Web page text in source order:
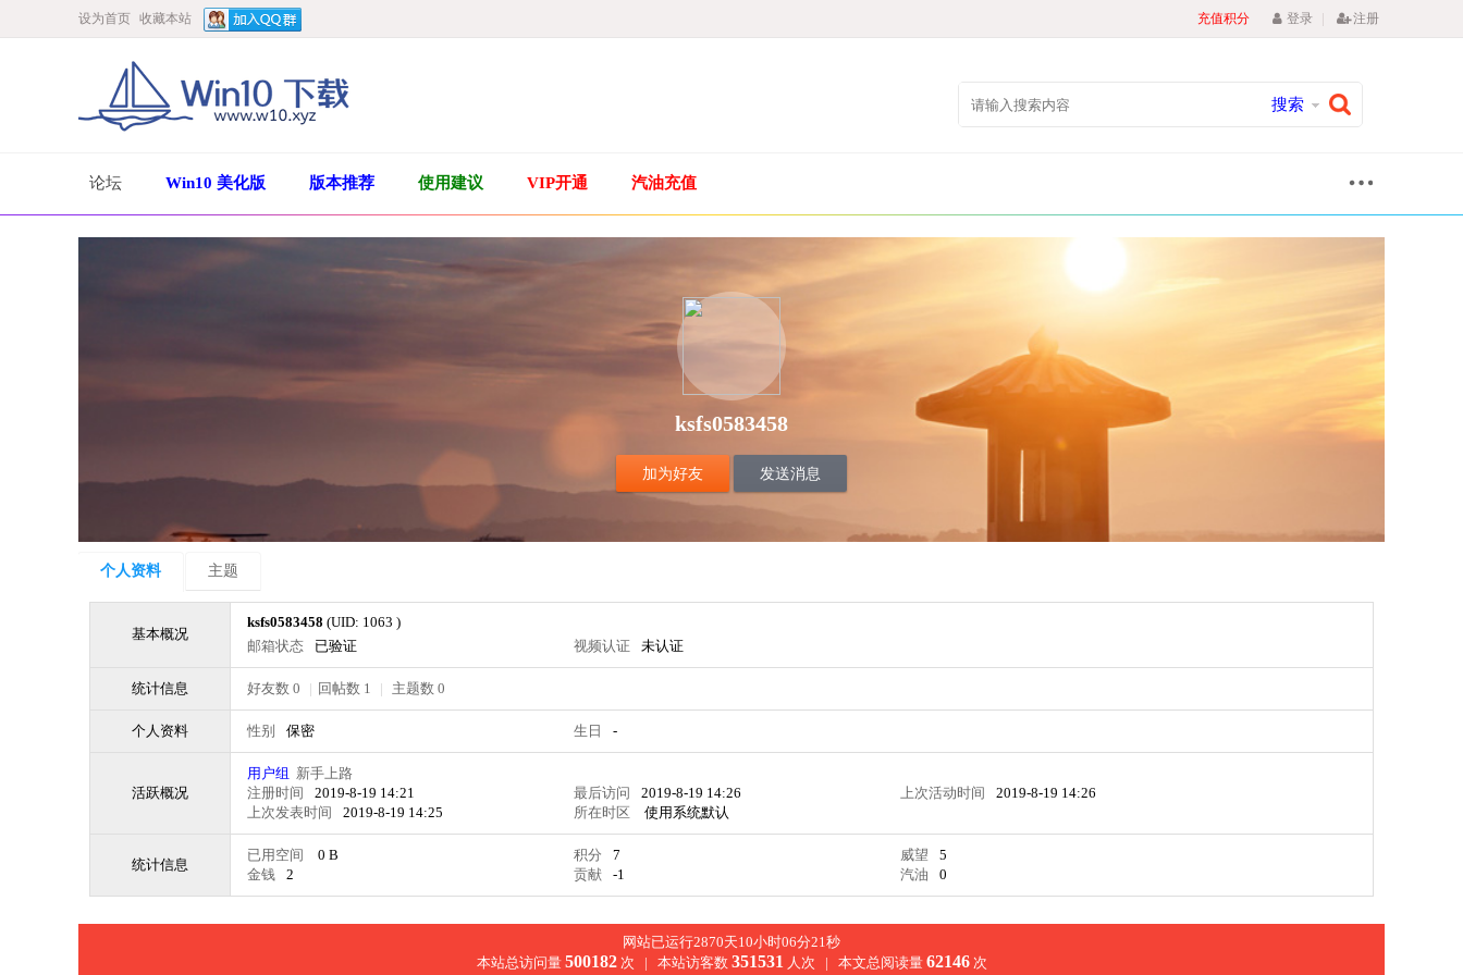
设为首页 收藏本站 充值积分 登录 | 注册
搜索
论坛 Win10 美化版 版本推荐 使用建议 VIP开通 汽油充值
ksfs0583458
加为好友 发送消息
个人资料 主题
基本概况
ksfs0583458 (UID: 1063 )
邮箱状态
已验证 视频认证 未认证
统计信息 好友数 0 | 回帖数 1 | 主题数 0
个人资料 性别 保密 生日 -
活跃概况
用户组 新手上路
注册时间
2019-8-19 14:21 最后访问 2019-8-19 14:26 上次活动时间
2019-8-19 14:26
上次发表时间
2019-8-19 14:25 所在时区 使用系统默认
统计信息
已用空间 0 B 积分 7 威望
5
金钱
2 贡献 -1 汽油 0
网站已运行2870天10小时06分21秒
本站总访问量 500182次 | 本站访客数 351531 人次 | 本文总阅读量 62146次